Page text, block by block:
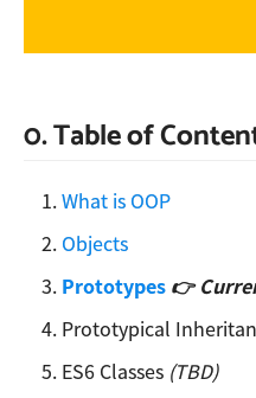
0. Table of
What is OOP
Objects
Prototypes 👉
Prototypical
ES6 Classes (TBD)